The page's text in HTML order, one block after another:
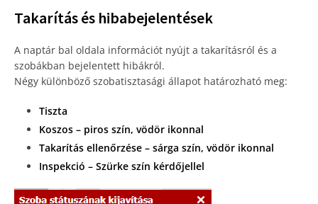
Takarítás és hibabejelentések
A naptár bal oldala információt nyújt a takarításról és a
szobákban bejelentett hibákról.
Négy különböző szobatisztasági állapot határozható meg:
Tiszta
Koszos – piros szín, vödör ikonnal
Takarítás ellenőrzése – sárga szín, vödör ikonnal
Inspekció – Szürke szín kérdőjellel